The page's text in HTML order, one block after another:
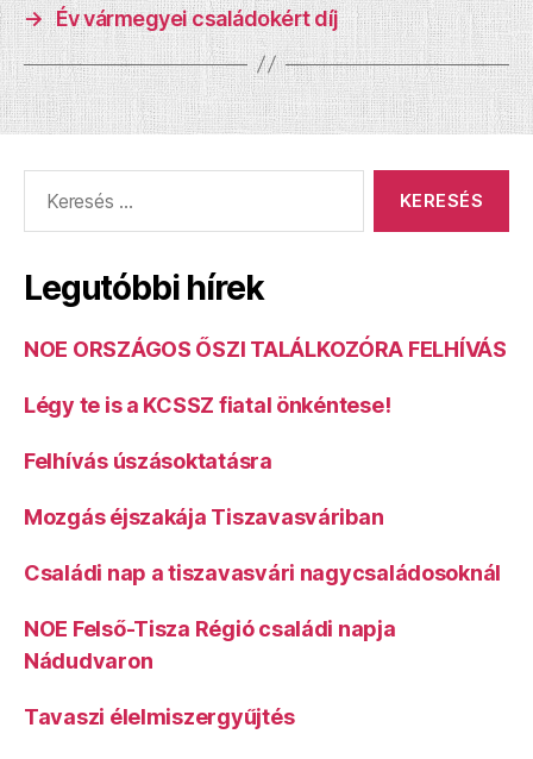
→ Év vármegyei családokért díj
Legutóbbi hírek
NOE ORSZÁGOS ŐSZI TALÁLKOZÓRA FELHÍVÁS
Légy te is a KCSSZ fiatal önkéntese!
Felhívás úszásoktatásra
Mozgás éjszakája Tiszavasváriban
Családi nap a tiszavasvári nagycsaládosoknál
NOE Felső-Tisza Régió családi napja
Nádudvaron
Tavaszi élelmiszergyűjtés